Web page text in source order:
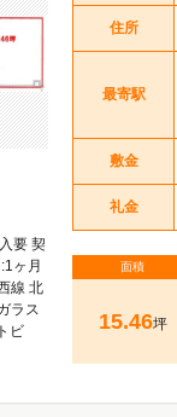
要 契
ヶ月
線 北
ラス
ビ
住所
最寄駅
敷金
礼金
面積
15.46坪